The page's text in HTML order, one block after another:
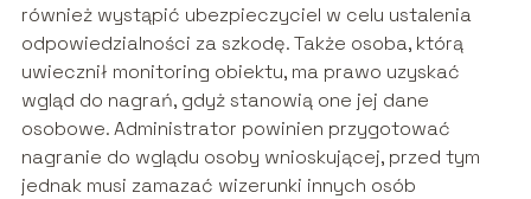
również wystąpić ubezpieczyciel w celu ustalenia
odpowiedzialności za szkodę. Także osoba, którą
uwiecznił monitoring obiektu, ma prawo uzyskać
wgląd do nagrań, gdyż stanowią one jej dane
osobowe. Administrator powinien przygotować
nagranie do wglądu osoby wnioskującej, przed tym
jednak musi zamazać wizerunki innych osób